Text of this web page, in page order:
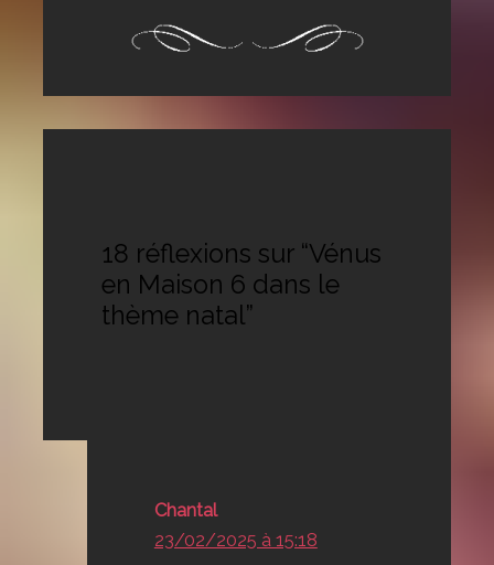
18 réflexions sur “Vénus
en Maison 6 dans le
thème natal”
Chantal
23/02/2025 à 15:18